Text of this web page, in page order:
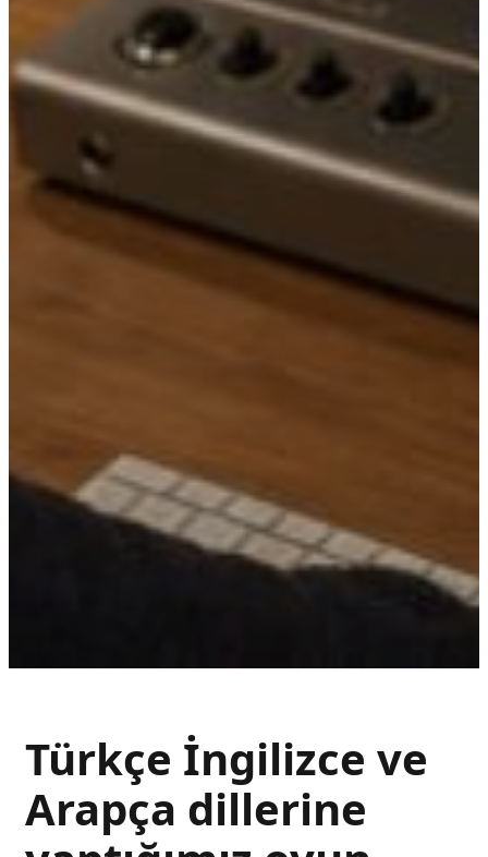
Türkçe İngilizce ve
Arapça dillerine